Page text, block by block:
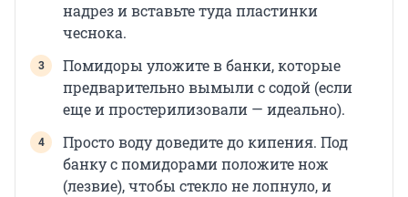
надрез и вставьте туда пластинки
чеснока.
Помидоры уложите в банки, которые
предварительно вымыли с содой (если
еще и простерилизовали — идеально).
Просто воду доведите до кипения. Под
банку с помидорами положите нож
(лезвие), чтобы стекло не лопнуло, и